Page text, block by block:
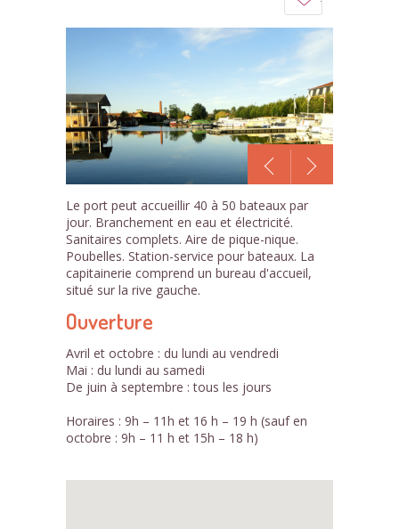
à
carnet
1 /4
Le port peut accueillir 40 à 50 bateaux par
jour. Branchement en eau et électricité.
Sanitaires complets. Aire de pique-nique.
Poubelles. Station-service pour bateaux. La
capitainerie comprend un bureau d'accueil,
situé sur la rive gauche.
Ouverture
Avril et octobre : du lundi au vendredi
Mai : du lundi au samedi
De juin à septembre : tous les jours
Horaires : 9h – 11h et 16 h – 19 h (sauf en
octobre : 9h – 11 h et 15h – 18 h)